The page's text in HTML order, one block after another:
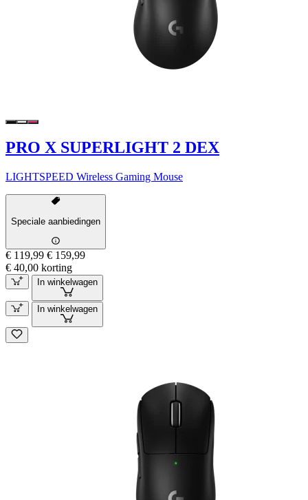
PRO X SUPERLIGHT 2 DEX
LIGHTSPEED Wireless Gaming Mouse
Speciale aanbiedingen
€ 119,99 € 159,99
€ 40,00 korting
In winkelwagen
In winkelwagen